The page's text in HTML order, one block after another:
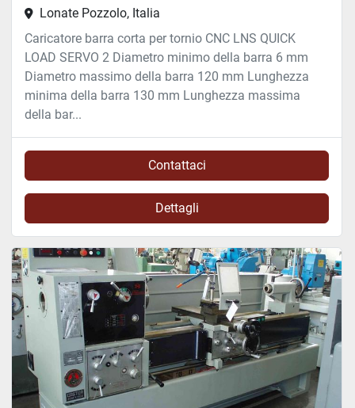
Lonate Pozzolo, Italia
Caricatore barra corta per tornio CNC LNS QUICK
LOAD SERVO 2 Diametro minimo della barra 6 mm
Diametro massimo della barra 120 mm Lunghezza
minima della barra 130 mm Lunghezza massima
della bar...
Contattaci
Dettagli